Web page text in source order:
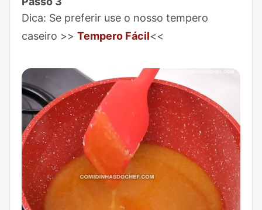
Marcar Passo 3 como concluído
Dica: Se preferir use o nosso tempero
caseiro >> Tempero Fácil<<